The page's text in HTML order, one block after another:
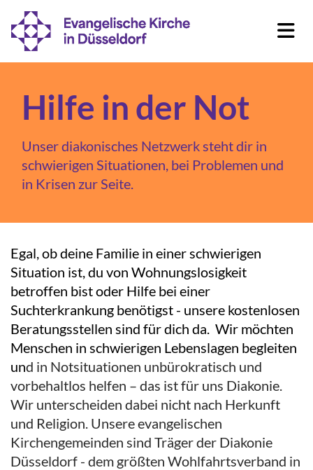
Hilfe in der Not
Unser diakonisches Netzwerk steht dir in
schwierigen Situationen, bei Problemen und
in Krisen zur Seite.
Egal, ob deine Familie in einer schwierigen
Situation ist, du von Wohnungslosigkeit
betroffen bist oder Hilfe bei einer
Suchterkrankung benötigst - unsere kostenlosen
Beratungsstellen sind für dich da. Wir möchten
Menschen in schwierigen Lebenslagen begleiten
und in Notsituationen unbürokratisch und
vorbehaltlos helfen – das ist für uns Diakonie.
Wir unterscheiden dabei nicht nach Herkunft
und Religion. Unsere evangelischen
Kirchengemeinden sind Träger der Diakonie
Düsseldorf - dem größten Wohlfahrtsverband in